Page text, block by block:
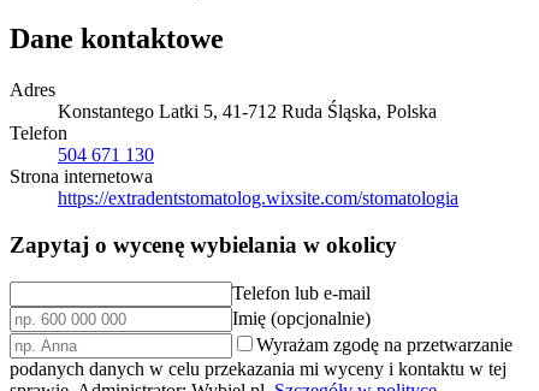
Dane kontaktowe
Adres
Konstantego Latki 5, 41-712 Ruda Śląska, Polska
Telefon
504 671 130
Strona internetowa
https://extradentstomatolog.wixsite.com/stomatologia
Zapytaj o wycenę wybielania w okolicy
Telefon lub e-mail
Imię (opcjonalnie)
Wyrażam zgodę na przetwarzanie
podanych danych w celu przekazania mi wyceny i kontaktu w tej